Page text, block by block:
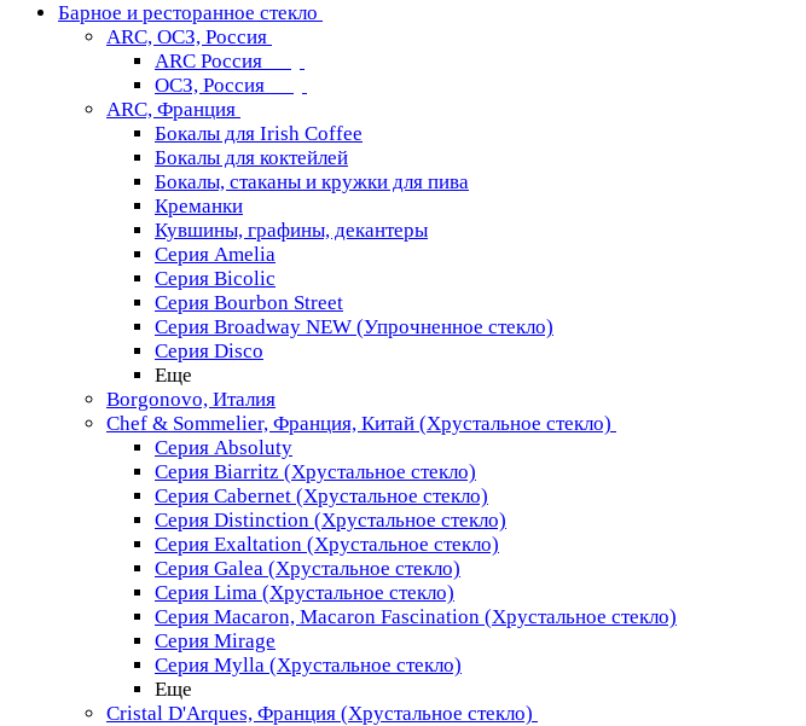
Барное и ресторанное стекло
ARC, ОСЗ, Россия
ARC Россия
ОСЗ, Россия
ARC, Франция
Бокалы для Irish Coffee
Бокалы для коктейлей
Бокалы, стаканы и кружки для пива
Креманки
Кувшины, графины, декантеры
Серия Amelia
Серия Bicolic
Серия Bourbon Street
Серия Broadway NEW (Упрочненное стекло)
Серия Disco
Еще
Borgonovo, Италия
Chef & Sommelier, Франция, Китай (Хрустальное стекло)
Серия Absoluty
Серия Biarritz (Хрустальное стекло)
Серия Cabernet (Хрустальное стекло)
Серия Distinction (Хрустальное стекло)
Серия Exaltation (Хрустальное стекло)
Серия Galea (Хрустальное стекло)
Серия Lima (Хрустальное стекло)
Серия Macaron, Macaron Fascination (Хрустальное стекло)
Серия Mirage
Серия Mylla (Хрустальное стекло)
Еще
Cristal D'Arques, Франция (Хрустальное стекло)